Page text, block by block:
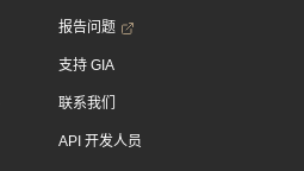
报告问题
支持 GIA
联系我们
API 开发人员